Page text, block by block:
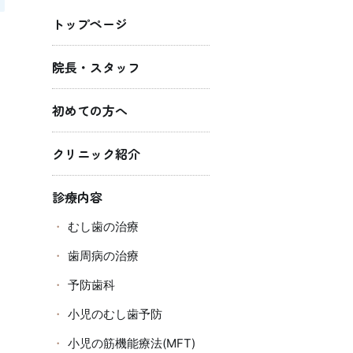
トップページ
院長・スタッフ
初めての方へ
クリニック紹介
診療内容
むし歯の治療
歯周病の治療
予防歯科
小児のむし歯予防
小児の筋機能療法(MFT)